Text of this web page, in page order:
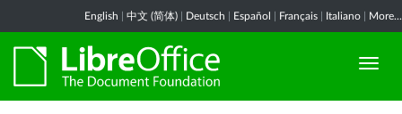
English 中文 (简体) Deutsch Español Français Italiano More...